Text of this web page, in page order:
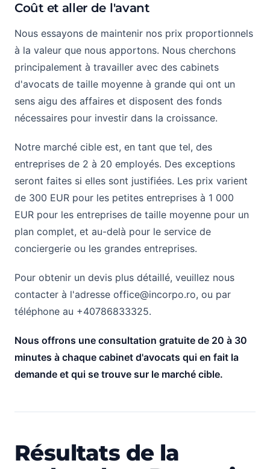
Coût et aller de l'avant
Nous essayons de maintenir nos prix proportionnels
à la valeur que nous apportons. Nous cherchons
principalement à travailler avec des cabinets
d'avocats de taille moyenne à grande qui ont un
sens aigu des affaires et disposent des fonds
nécessaires pour investir dans la croissance.
Notre marché cible est, en tant que tel, des
entreprises de 2 à 20 employés. Des exceptions
seront faites si elles sont justifiées. Les prix varient
de 300 EUR pour les petites entreprises à 1 000
EUR pour les entreprises de taille moyenne pour un
plan complet, et au-delà pour le service de
conciergerie ou les grandes entreprises.
Pour obtenir un devis plus détaillé, veuillez nous
contacter à l'adresse office@incorpo.ro, ou par
téléphone au +40786833325.
Nous offrons une consultation gratuite de 20 à 30
minutes à chaque cabinet d'avocats qui en fait la
demande et qui se trouve sur le marché cible.
Résultats de la